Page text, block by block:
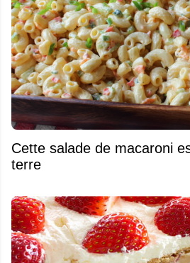
Cette salade de macaroni
terre